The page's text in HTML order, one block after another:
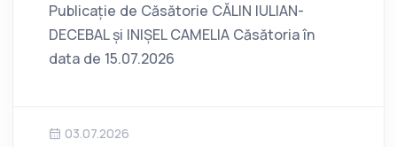
Publicație de Căsătorie CĂLIN IULIAN-
DECEBAL și INIȘEL CAMELIA Căsătoria în
data de 15.07.2026
03.07.2026